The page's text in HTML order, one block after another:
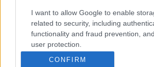
I want to allow Google to enable
related to security, including
functionality and fraud prevention,
user protection.
CONFIRM